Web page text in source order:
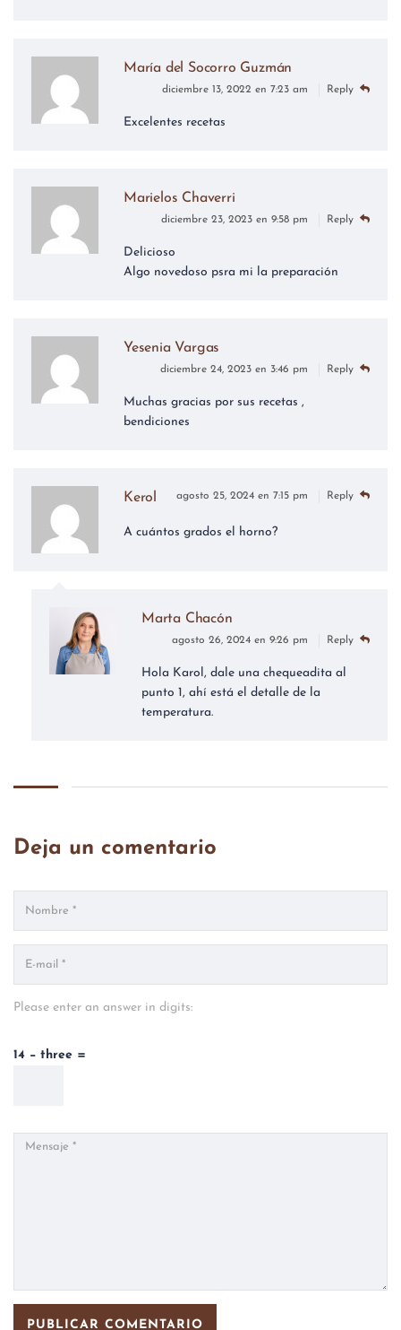
María del Socorro Guzmán
diciembre 13, 2022 en 7:23 am Reply
Excelentes recetas
Marielos Chaverri
diciembre 23, 2023 en 9:58 pm Reply
Delicioso
Algo novedoso psra mi la preparación
Yesenia Vargas
diciembre 24, 2023 en 3:46 pm Reply
Muchas gracias por sus recetas ,
bendiciones
Kerol agosto 25, 2024 en 7:15 pm Reply
A cuántos grados el horno?
Marta Chacón
agosto 26, 2024 en 9:26 pm Reply
Hola Karol, dale una chequeadita al
punto 1, ahí está el detalle de la
temperatura.
Deja un comentario
Please enter an answer in digits:
14 − three =